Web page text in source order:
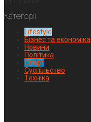
Категорії
Lifestyle
Бізнес та економіка
Новини
Політика
Спорт
Суспільство
Техніка